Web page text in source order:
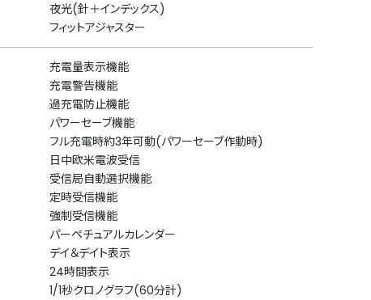
夜光(針＋インデックス)
フィットアジャスター
充電量表示機能
充電警告機能
過充電防止機能
パワーセーブ機能
フル充電時約3年可動(パワーセーブ作動時)
日中欧米電波受信
受信局自動選択機能
定時受信機能
強制受信機能
パーペチュアルカレンダー
デイ＆デイト表示
24時間表示
1/1秒クロノグラフ(60分計)